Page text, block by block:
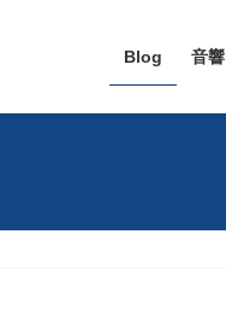
Blog 音響